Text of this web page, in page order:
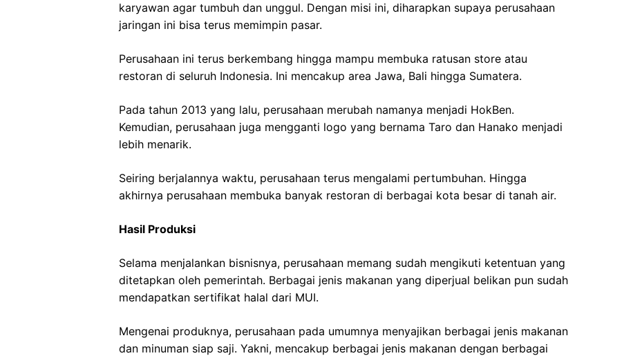
karyawan agar tumbuh dan unggul. Dengan misi ini, diharapkan supaya perusahaan
jaringan ini bisa terus memimpin pasar.
Perusahaan ini terus berkembang hingga mampu membuka ratusan store atau
restoran di seluruh Indonesia. Ini mencakup area Jawa, Bali hingga Sumatera.
Pada tahun 2013 yang lalu, perusahaan merubah namanya menjadi HokBen.
Kemudian, perusahaan juga mengganti logo yang bernama Taro dan Hanako menjadi
lebih menarik.
Seiring berjalannya waktu, perusahaan terus mengalami pertumbuhan. Hingga
akhirnya perusahaan membuka banyak restoran di berbagai kota besar di tanah air.
Hasil Produksi
Selama menjalankan bisnisnya, perusahaan memang sudah mengikuti ketentuan yang
ditetapkan oleh pemerintah. Berbagai jenis makanan yang diperjual belikan pun sudah
mendapatkan sertifikat halal dari MUI.
Mengenai produknya, perusahaan pada umumnya menyajikan berbagai jenis makanan
dan minuman siap saji. Yakni, mencakup berbagai jenis makanan dengan berbagai